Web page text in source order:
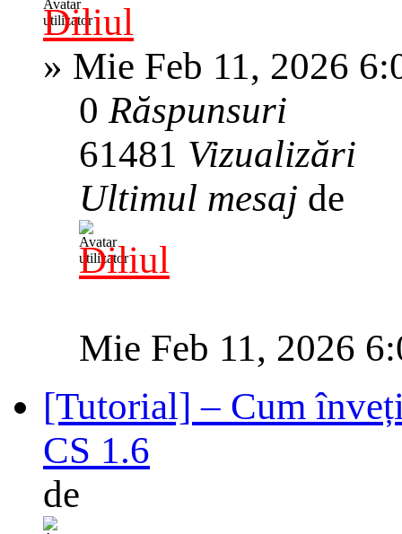
Diliul
» Mie Feb 11, 2026
0Răspunsuri
61481 Vizualizări
Ultimul mesaj de
Diliul
Mie Feb 11, 2026
[Tutorial] – Cum
CS 1.6
de